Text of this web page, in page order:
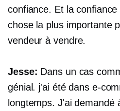
confiance. Et la
chose la plus importante
vendeur à vendre.
Jesse: Dans un cas
génial. j'ai été dans e-
longtemps. J'ai demandé